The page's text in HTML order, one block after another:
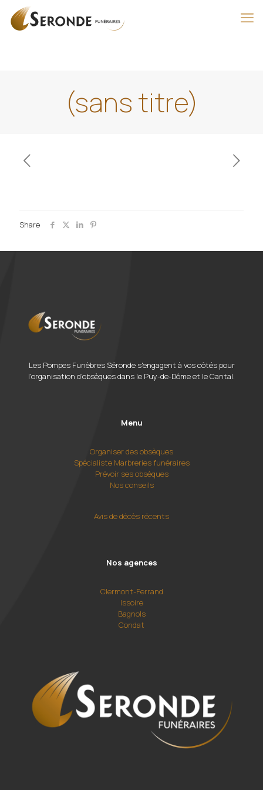
(sans titre)
Share
Les Pompes Funèbres Séronde s'engagent à vos côtés pour
l'organisation d'obsèques dans le Puy-de-Dôme et le Cantal.
Menu
Organiser des obsèques
Spécialiste Marbreries funéraires
Prévoir ses obsèques
Nos conseils
Avis de décès récents
Nos agences
Clermont-Ferrand
Issoire
Bagnols
Condat